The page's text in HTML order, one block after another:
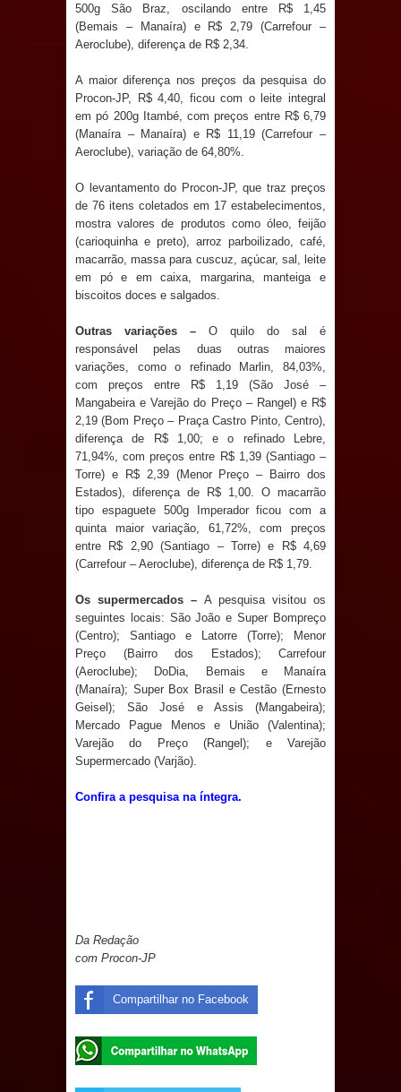
aborda de maneira inédita no mundo
jurídico brasileiro, temas polêmicos;
Confira!
Prefeitura de Sapé promove
campanha Julho Neon com ações de
conscientização sobre saúde bucal
Caldas Brandão: gestão municipal
antecipa pagamento do mês de julho
Santana
Saúde Bucal: Mais de 470 próteses
dentárias já foram entregues pela
Prefeitura de Sapé em 2026
Caldas Brandão: Tradicional Festa de
Santana 2026 será neste sábado (25)
e deve atrair grande público
Nota de pesar: Câmara de Marí
lamenta a morte da ex-vereadora
Neta do Sindicato
Prefeito Major Sidnei busca em
Brasília recursos para nova Casa de
Acolhida e CRAS de Sapé
Dois Gigantes da Poesia Paraibana
inspiram a IV FEIRA LITERÁRIA DO
Vereador Davyd Matias reúne cerca
500g São Braz, oscilando entre R$ 1,45
(Bemais – Manaíra) e R$ 2,79 (Carrefour –
Aeroclube), diferença de R$ 2,34.
A maior diferença nos preços da pesquisa do
Procon-JP, R$ 4,40, ficou com o leite integral
em pó 200g Itambé, com preços entre R$ 6,79
(Manaíra – Manaíra) e R$ 11,19 (Carrefour –
Aeroclube), variação de 64,80%.
O levantamento do Procon-JP, que traz preços
de 76 itens coletados em 17 estabelecimentos,
mostra valores de produtos como óleo, feijão
(carioquinha e preto), arroz parboilizado, café,
macarrão, massa para cuscuz, açúcar, sal, leite
em pó e em caixa, margarina, manteiga e
biscoitos doces e salgados.
Outras variações – O quilo do sal é
responsável pelas duas outras maiores
variações, como o refinado Marlin, 84,03%,
com preços entre R$ 1,19 (São José –
Mangabeira e Varejão do Preço – Rangel) e R$
2,19 (Bom Preço – Praça Castro Pinto, Centro),
diferença de R$ 1,00; e o refinado Lebre,
71,94%, com preços entre R$ 1,39 (Santiago –
Torre) e R$ 2,39 (Menor Preço – Bairro dos
Estados), diferença de R$ 1,00. O macarrão
tipo espaguete 500g Imperador ficou com a
quinta maior variação, 61,72%, com preços
entre R$ 2,90 (Santiago – Torre) e R$ 4,69
(Carrefour – Aeroclube), diferença de R$ 1,79.
Os supermercados – A pesquisa visitou os
seguintes locais: São João e Super Bompreço
(Centro); Santiago e Latorre (Torre); Menor
Preço (Bairro dos Estados); Carrefour
(Aeroclube); DoDia, Bemais e Manaíra
(Manaíra); Super Box Brasil e Cestão (Ernesto
Geisel); São José e Assis (Mangabeira);
Mercado Pague Menos e União (Valentina);
Varejão do Preço (Rangel); e Varejão
Supermercado (Varjão).
Confira a pesquisa na íntegra.
Da Redação
com Procon-JP
Compartilhar no Facebook